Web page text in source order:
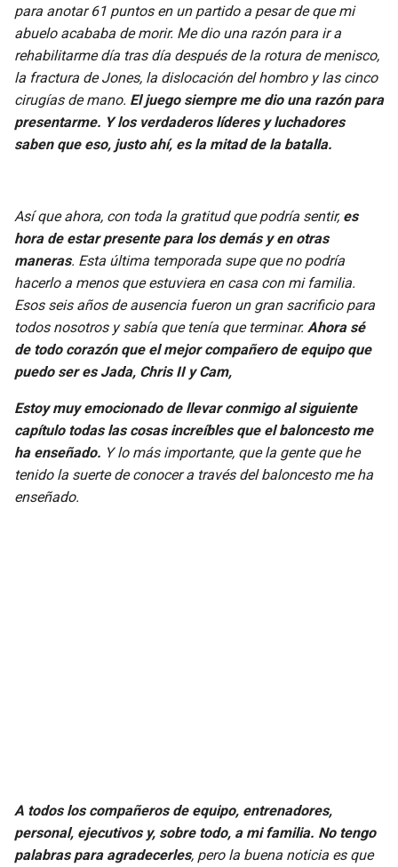
para anotar 61 puntos en un partido a pesar de que mi
abuelo acababa de morir. Me dio una razón para ir a
rehabilitarme día tras día después de la rotura de menisco,
la fractura de Jones, la dislocación del hombro y las cinco
cirugías de mano. El juego siempre me dio una razón para
presentarme. Y los verdaderos líderes y luchadores
saben que eso, justo ahí, es la mitad de la batalla.
Así que ahora, con toda la gratitud que podría sentir, es
hora de estar presente para los demás y en otras
maneras. Esta última temporada supe que no podría
hacerlo a menos que estuviera en casa con mi familia.
Esos seis años de ausencia fueron un gran sacrificio para
todos nosotros y sabía que tenía que terminar. Ahora sé
de todo corazón que el mejor compañero de equipo que
puedo ser es Jada, Chris II y Cam,
Estoy muy emocionado de llevar conmigo al siguiente
capítulo todas las cosas increíbles que el baloncesto me
ha enseñado. Y lo más importante, que la gente que he
tenido la suerte de conocer a través del baloncesto me ha
enseñado.
A todos los compañeros de equipo, entrenadores,
personal, ejecutivos y, sobre todo, a mi familia. No tengo
palabras para agradecerles, pero la buena noticia es que